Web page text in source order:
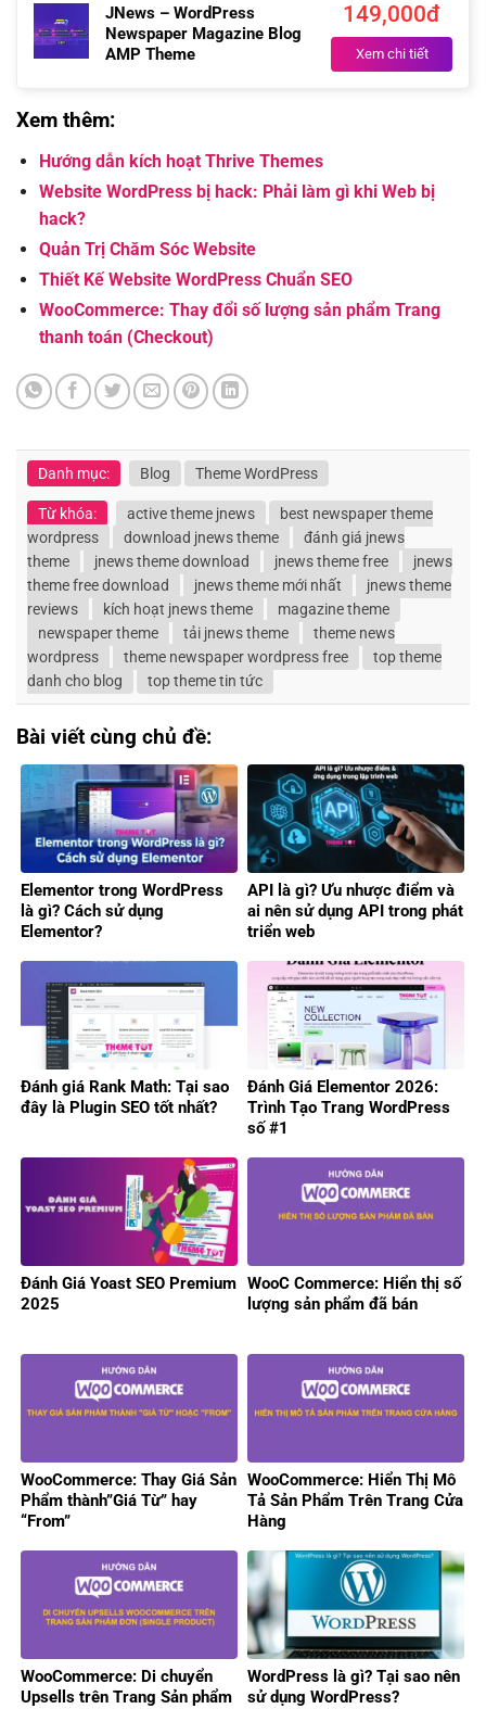
JNews – WordPress
Newspaper Magazine Blog
AMP Theme
149,000đ
Xem chi tiết
Xem thêm:
Hướng dẫn kích hoạt Thrive Themes
Website WordPress bị hack: Phải làm gì khi Web bị
hack?
Quản Trị Chăm Sóc Website
Thiết Kế Website WordPress Chuẩn SEO
WooCommerce: Thay đổi số lượng sản phẩm Trang
thanh toán (Checkout)
Danh mục: Blog Theme WordPress
Từ khóa: active theme jnews
best newspaper theme
wordpress
download jnews theme
đánh giá jnews
theme
jnews theme download jnews theme free
jnews
theme free download
jnews theme mới nhất
jnews theme
reviews
kích hoạt jnews theme
magazine theme
newspaper theme
tải jnews theme
theme news
wordpress
theme newspaper wordpress free
top theme
danh cho blog
top theme tin tức
Bài viết cùng chủ đề:
Elementor trong WordPress
là gì? Cách sử dụng
Elementor?
API là gì? Ưu nhược điểm và
ai nên sử dụng API trong phát
triển web
Đánh giá Rank Math: Tại sao
đây là Plugin SEO tốt nhất?
Đánh Giá Elementor 2026:
Trình Tạo Trang WordPress
số #1
Đánh Giá Yoast SEO Premium
2025
WooC Commerce: Hiển thị số
lượng sản phẩm đã bán
WooCommerce: Thay Giá Sản
Phẩm thành”Giá Từ” hay
“From”
WooCommerce: Hiển Thị Mô
Tả Sản Phẩm Trên Trang Cửa
Hàng
WooCommerce: Di chuyển
Upsells trên Trang Sản phẩm
WordPress là gì? Tại sao nên
sử dụng WordPress?